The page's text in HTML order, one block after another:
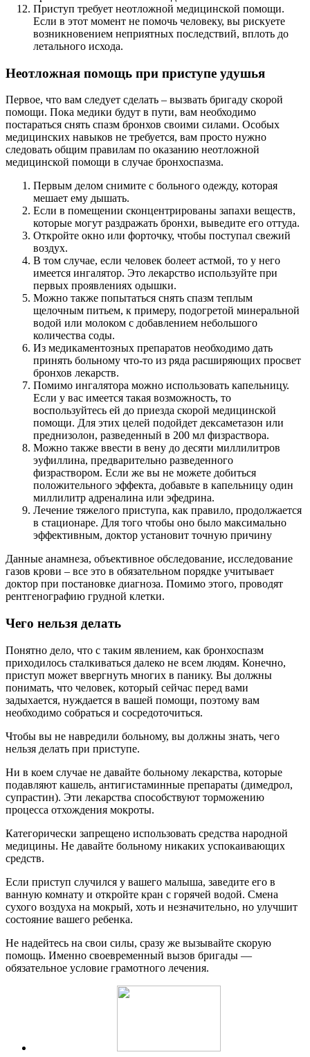
Приступ требует неотложной медицинской помощи.
Если в этот момент не помочь человеку, вы рискуете
возникновением неприятных последствий, вплоть до
летального исхода.
Неотложная помощь при приступе удушья
Первое, что вам следует сделать – вызвать бригаду скорой
помощи. Пока медики будут в пути, вам необходимо
постараться снять спазм бронхов своими силами. Особых
медицинских навыков не требуется, вам просто нужно
следовать общим правилам по оказанию неотложной
медицинской помощи в случае бронхоспазма.
Первым делом снимите с больного одежду, которая
мешает ему дышать.
Если в помещении сконцентрированы запахи веществ,
которые могут раздражать бронхи, выведите его оттуда.
Откройте окно или форточку, чтобы поступал свежий
воздух.
В том случае, если человек болеет астмой, то у него
имеется ингалятор. Это лекарство используйте при
первых проявлениях одышки.
Можно также попытаться снять спазм теплым
щелочным питьем, к примеру, подогретой минеральной
водой или молоком с добавлением небольшого
количества соды.
Из медикаментозных препаратов необходимо дать
принять больному что-то из ряда расширяющих просвет
бронхов лекарств.
Помимо ингалятора можно использовать капельницу.
Если у вас имеется такая возможность, то
воспользуйтесь ей до приезда скорой медицинской
помощи. Для этих целей подойдет дексаметазон или
преднизолон, разведенный в 200 мл физраствора.
Можно также ввести в вену до десяти миллилитров
эуфиллина, предварительно разведенного
физраствором. Если же вы не можете добиться
положительного эффекта, добавьте в капельницу один
миллилитр адреналина или эфедрина.
Лечение тяжелого приступа, как правило, продолжается
в стационаре. Для того чтобы оно было максимально
эффективным, доктор установит точную причину
Данные анамнеза, объективное обследование, исследование
газов крови – все это в обязательном порядке учитывает
доктор при постановке диагноза. Помимо этого, проводят
рентгенографию грудной клетки.
Чего нельзя делать
Понятно дело, что с таким явлением, как бронхоспазм
приходилось сталкиваться далеко не всем людям. Конечно,
приступ может ввергнуть многих в панику. Вы должны
понимать, что человек, который сейчас перед вами
задыхается, нуждается в вашей помощи, поэтому вам
необходимо собраться и сосредоточиться.
Чтобы вы не навредили больному, вы должны знать, чего
нельзя делать при приступе.
Ни в коем случае не давайте больному лекарства, которые
подавляют кашель, антигистаминные препараты (димедрол,
супрастин). Эти лекарства способствуют торможению
процесса отхождения мокроты.
Категорически запрещено использовать средства народной
медицины. Не давайте больному никаких успокаивающих
средств.
Если приступ случился у вашего малыша, заведите его в
ванную комнату и откройте кран с горячей водой. Смена
сухого воздуха на мокрый, хоть и незначительно, но улучшит
состояние вашего ребенка.
Не надейтесь на свои силы, сразу же вызывайте скорую
помощь. Именно своевременный вызов бригады —
обязательное условие грамотного лечения.